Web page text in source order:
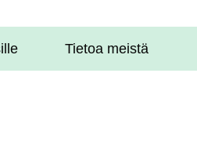
Tietoa meistä